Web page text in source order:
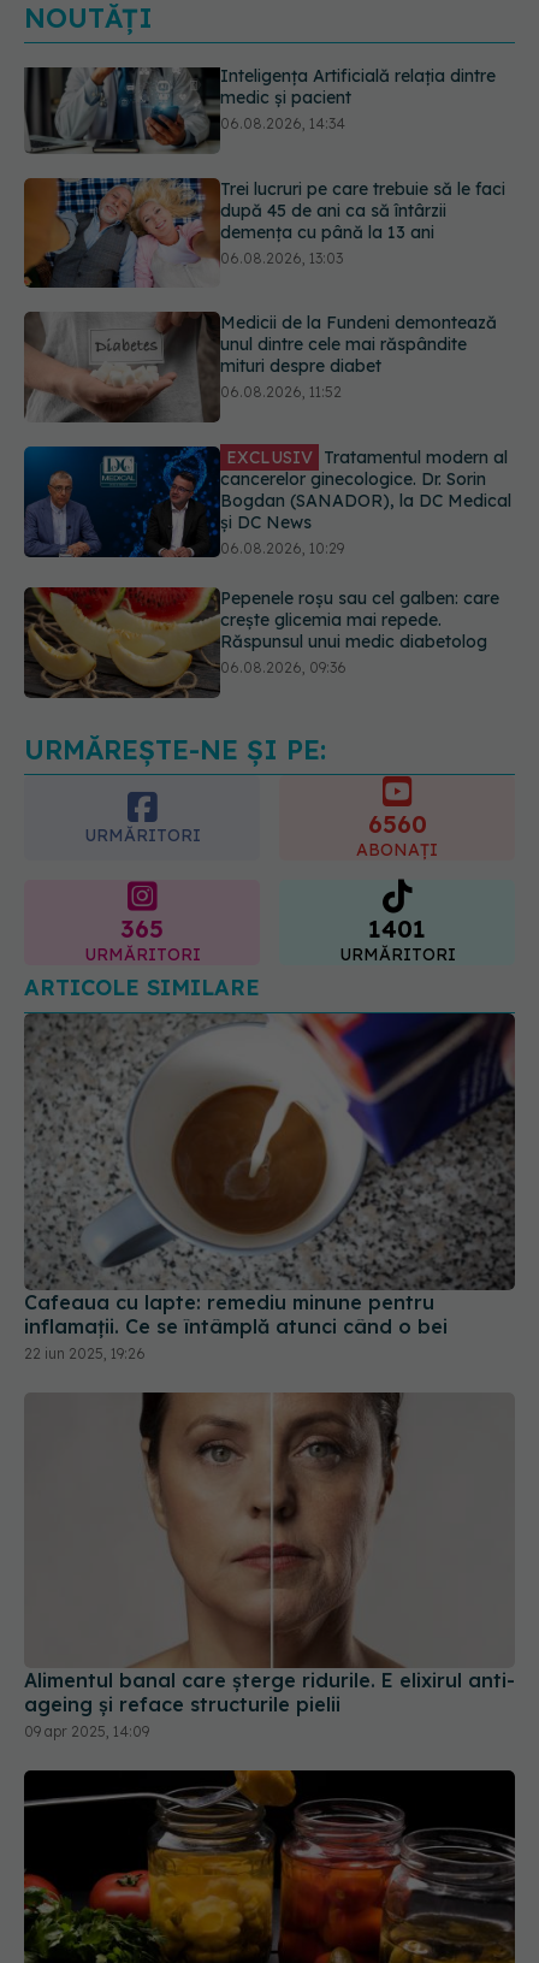
NOUTĂȚI
Trei lucruri pe care trebuie să le faci
după 45 de ani ca să întârzii
Medicii de la Fundeni demontează
unul dintre cele mai răspândite
EXCLUSIV Tratamentul modern al
cancerelor ginecologice. Dr. Sorin
06.08.2026, 10:29
Pepenele roșu sau cel galben: care
crește glicemia mai repede.
Răspunsul unui medic diabetolog
EXCLUSIV Cum schimbă
Inteligența Artificială relația dintre
URMĂREȘTE-NE ȘI PE:
URMĂRITORI 6560
ABONAȚI
365
URMĂRITORI
1401
URMĂRITORI
ARTICOLE SIMILARE
Cafeaua cu lapte: remediu minune pentru
inflamații. Ce se întâmplă atunci când o bei
22 iun 2025, 19:26
Alimentul banal care șterge ridurile. E elixirul anti-
ageing și reface structurile pielii
09 apr 2025, 14:09